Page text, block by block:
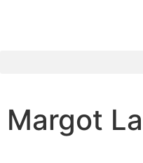
Margot